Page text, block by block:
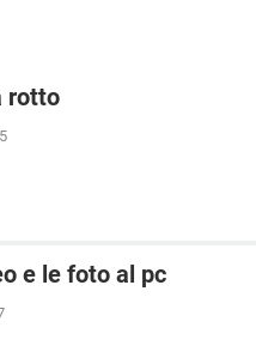
rotto
e le foto al pc